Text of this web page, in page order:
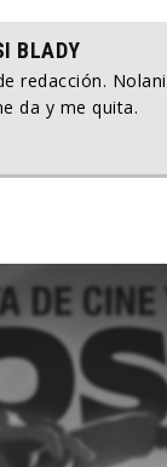
BLADY
redacción.
da y me quita.